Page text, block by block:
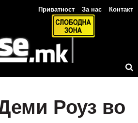
Приватност За нас Контакт
Роуз во